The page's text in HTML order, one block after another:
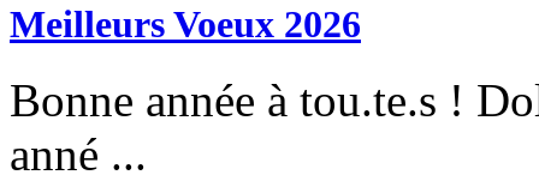
Meilleurs Voeux 2026
Bonne année à tou.te.s !
anné ...